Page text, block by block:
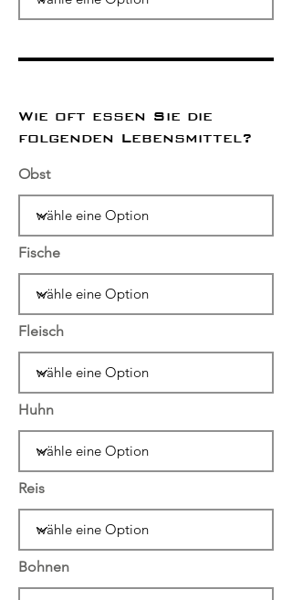
Wie oft essen Sie die
folgenden Lebensmittel?
Obst
Fische
Fleisch
Huhn
Reis
Bohnen